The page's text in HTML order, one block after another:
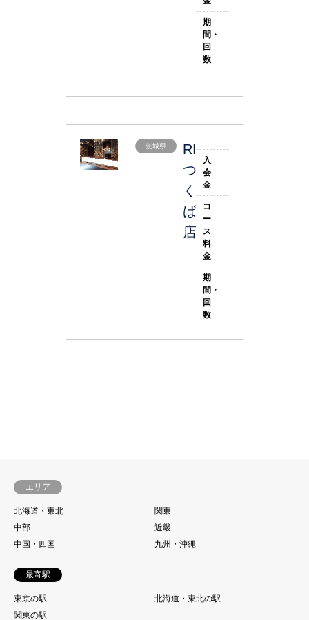
期
間・
回
数
茨城県
RIZAP
つ
く
ば
店
入
会
金
コ
ー
ス
料
金
期
間・
回
数
エリア
北海道・東北
関東
中部
近畿
中国・四国
九州・沖縄
最寄駅
東京の駅
北海道・東北の駅
関東の駅